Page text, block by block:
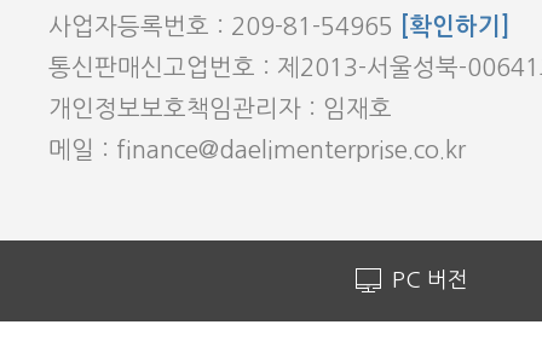
사업자등록번호 : 209-81-54965
[확인하기]
통신판매신고업번호 : 제2013-서울성북-
개인정보보호책임관리자 : 임재호
메일 : finance@daelimenterprise.co.kr
PC 버전